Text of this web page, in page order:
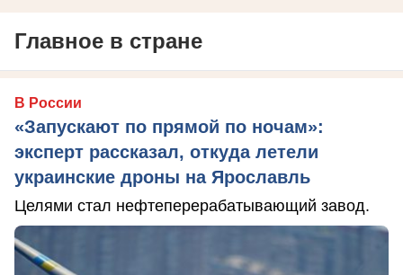
Главное в стране
В России
«Запускают по прямой по ночам»:
эксперт рассказал, откуда летели
украинские дроны на Ярославль
Целями стал нефтеперерабатывающий завод.